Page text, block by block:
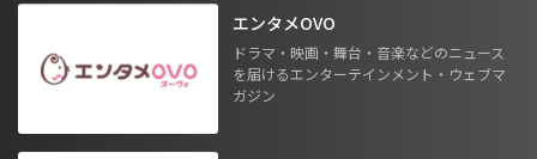
エンタメOVO
ドラマ・映画・舞台・音楽などのニュース
を届けるエンターテインメント・ウェブマ
ガジン